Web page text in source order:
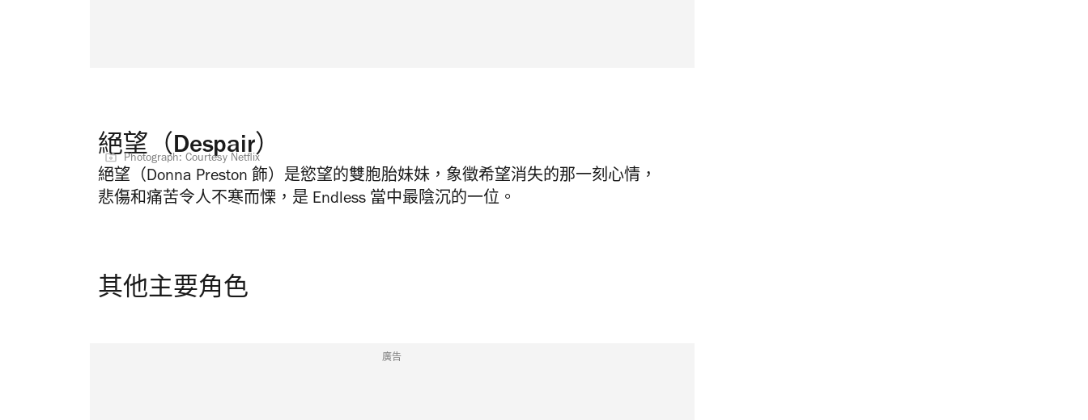
絕望（Despair）
Photograph: Courtesy Netflix
絕望（Donna Preston 飾）是慾望的雙胞胎妹妹，象徵希望消失的那一刻心情，
悲傷和痛苦令人不寒而慄，是 Endless 當中最陰沉的一位。
其他主要角色
廣告